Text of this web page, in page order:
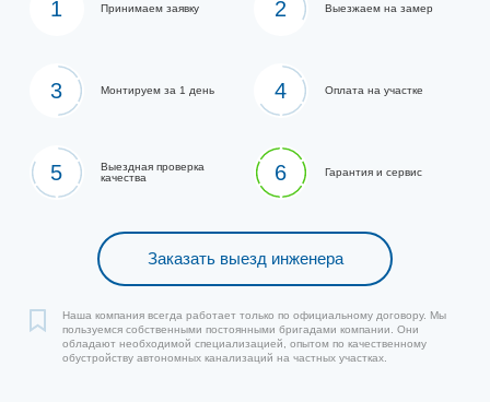
1 Принимаем заявку 2 Выезжаем на замер
3 Монтируем за 1 день 4 Оплата на участке
5
Выездная проверка
качества
6 Гарантия и сервис
Заказать выезд инженера
Наша компания всегда работает только по официальному договору. Мы
пользуемся собственными постоянными бригадами компании. Они
обладают необходимой специализацией, опытом по качественному
обустройству автономных канализаций на частных участках.